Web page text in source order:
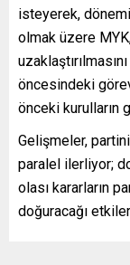
isteyerek,
olmak üzere
öncesindeki
önceki kurulların
Gelişmeler,
paralel ilerliyor;
olası kararların
doğuracağı